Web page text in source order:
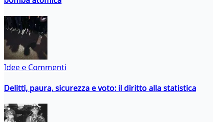
Idee e Commenti
Delitti, paura, sicurezza e voto: il diritto alla statistica